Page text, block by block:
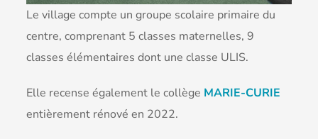
Le village compte un groupe scolaire primaire du
centre, comprenant 5 classes maternelles, 9
classes élémentaires dont une classe ULIS.
Elle recense également le collège MARIE-CURIE
entièrement rénové en 2022.